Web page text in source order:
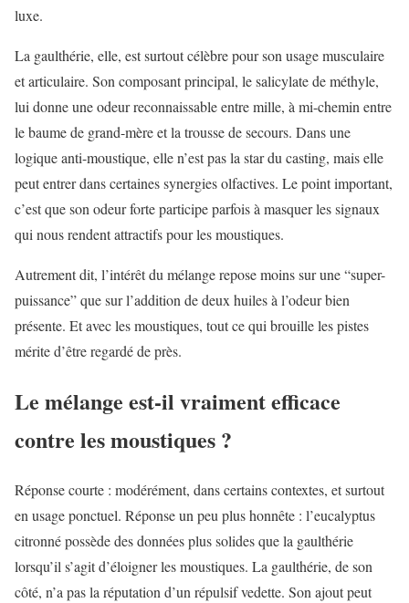
luxe.
La gaulthérie, elle, est surtout célèbre pour son usage musculaire
et articulaire. Son composant principal, le salicylate de méthyle,
lui donne une odeur reconnaissable entre mille, à mi-chemin entre
le baume de grand-mère et la trousse de secours. Dans une
logique anti-moustique, elle n’est pas la star du casting, mais elle
peut entrer dans certaines synergies olfactives. Le point important,
c’est que son odeur forte participe parfois à masquer les signaux
qui nous rendent attractifs pour les moustiques.
Autrement dit, l’intérêt du mélange repose moins sur une “super-
puissance” que sur l’addition de deux huiles à l’odeur bien
présente. Et avec les moustiques, tout ce qui brouille les pistes
mérite d’être regardé de près.
Le mélange est-il vraiment efficace
contre les moustiques ?
Réponse courte : modérément, dans certains contextes, et surtout
en usage ponctuel. Réponse un peu plus honnête : l’eucalyptus
citronné possède des données plus solides que la gaulthérie
lorsqu’il s’agit d’éloigner les moustiques. La gaulthérie, de son
côté, n’a pas la réputation d’un répulsif vedette. Son ajout peut